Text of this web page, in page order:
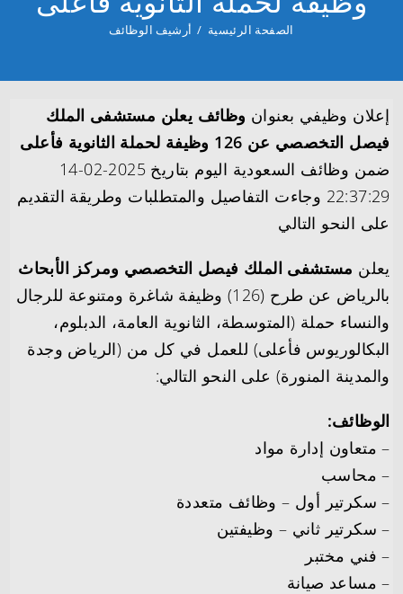
الصفحة الرئيسية / أرشيف الوظائف
إعلان وظيفي بعنوان وظائف يعلن مستشفى الملك
فيصل التخصصي عن 126 وظيفة لحملة الثانوية فأعلى
ضمن وظائف السعودية اليوم بتاريخ 2025-02-14
22:37:29 وجاءت التفاصيل والمتطلبات وطريقة التقديم
على النحو التالي
يعلن مستشفى الملك فيصل التخصصي ومركز الأبحاث
بالرياض عن طرح (126) وظيفة شاغرة ومتنوعة للرجال
والنساء حملة (المتوسطة، الثانوية العامة، الدبلوم،
البكالوريوس فأعلى) للعمل في كل من (الرياض وجدة
والمدينة المنورة) على النحو التالي:
الوظائف:
– متعاون إدارة مواد
– محاسب
– سكرتير أول – وظائف متعددة
– سكرتير ثاني – وظيفتين
– فني مختبر
– مساعد صيانة